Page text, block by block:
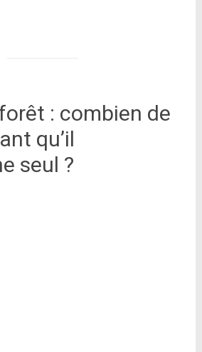
: combien de
qu’il
seul ?